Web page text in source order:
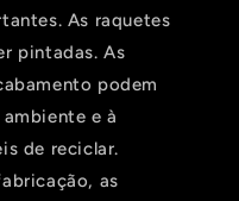
As raquetes
pintadas. As
podem
e à
de reciclar.
as